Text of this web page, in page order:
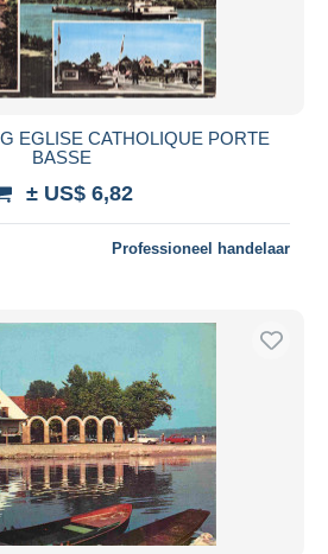
Toepassen
EGLISE CATHOLIQUE PORTE
BASSE
± US$ 6,82
Professioneel handelaar